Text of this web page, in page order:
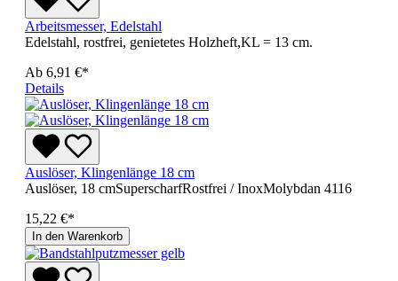
Arbeitsmesser, Edelstahl
Edelstahl, rostfrei, genietetes Holzheft,KL = 13 cm.
Ab 6,91 €*
Details
Auslöser, Klingenlänge 18 cm
Auslöser, 18 cmSuperscharfRostfrei / InoxMolybdan 4116
15,22 €*
In den Warenkorb